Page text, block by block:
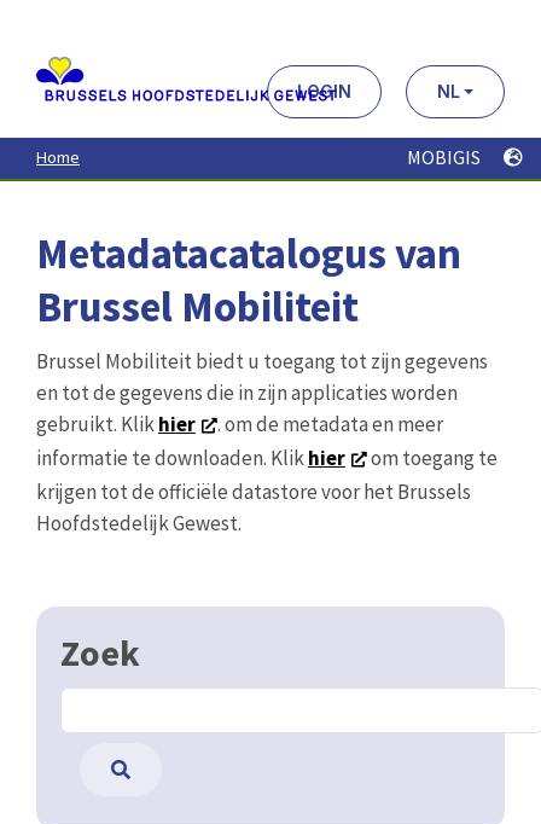
contenu
principal
LOGIN NL
Home MOBIGIS
Metadatacatalogus van
Brussel Mobiliteit
Brussel Mobiliteit biedt u toegang tot zijn gegevens
en tot de gegevens die in zijn applicaties worden
gebruikt. Klikhier
. om de metadata en meer
informatie te downloaden. Klikhier
om toegang te
krijgen tot de officiële datastore voor het Brussels
Hoofdstedelijk Gewest.
Zoek